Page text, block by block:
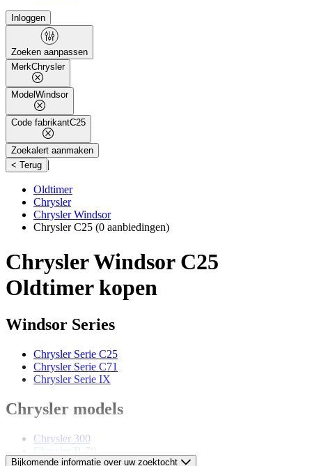
Inloggen
Zoeken aanpassen
MerkChrysler
Model Windsor
Code fabrikantC25
Zoekalert aanmaken
< Terug |
Oldtimer
Chrysler
Chrysler Windsor
Chrysler C25 (0 aanbiedingen)
Chrysler Windsor C25
Oldtimer kopen
Windsor Series
Chrysler Serie C25
Chrysler Serie C71
Chrysler Serie IX
Chrysler models
Chrysler 300
Chrysler Daytona
Bijkomende informatie over uw zoektocht